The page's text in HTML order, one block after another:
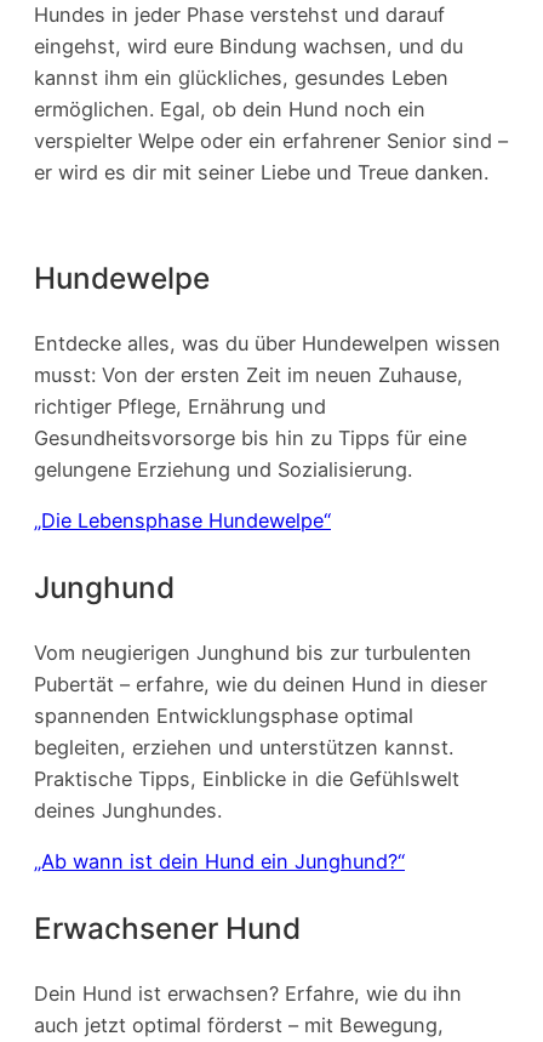
Hundes in jeder Phase verstehst und darauf
eingehst, wird eure Bindung wachsen, und du
kannst ihm ein glückliches, gesundes Leben
ermöglichen. Egal, ob dein Hund noch ein
verspielter Welpe oder ein erfahrener Senior sind –
er wird es dir mit seiner Liebe und Treue danken.
Hundewelpe
Entdecke alles, was du über Hundewelpen wissen
musst: Von der ersten Zeit im neuen Zuhause,
richtiger Pflege, Ernährung und
Gesundheitsvorsorge bis hin zu Tipps für eine
gelungene Erziehung und Sozialisierung.
„Die Lebensphase Hundewelpe“
Junghund
Vom neugierigen Junghund bis zur turbulenten
Pubertät – erfahre, wie du deinen Hund in dieser
spannenden Entwicklungsphase optimal
begleiten, erziehen und unterstützen kannst.
Praktische Tipps, Einblicke in die Gefühlswelt
deines Junghundes.
„Ab wann ist dein Hund ein Junghund?“
Erwachsener Hund
Dein Hund ist erwachsen? Erfahre, wie du ihn
auch jetzt optimal förderst – mit Bewegung,